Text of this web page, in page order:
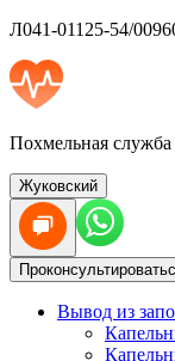
Л041-01125-54/
Похмельная служба
Жуковский
Вывод из